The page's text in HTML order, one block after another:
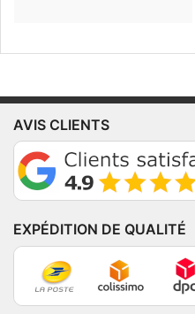
AVIS CLIENTS
EXPÉDITION DE QUALITÉ